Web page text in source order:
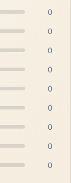
0
0
0
0
0
0
0
0
0